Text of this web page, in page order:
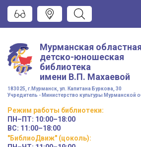
Мурманская областная
детско-юношеская
библиотека
имени В.П. Махаевой
183025, г.Мурманск, ул. Капитана Буркова, 30
Учредитель - Министерство культуры Мурманской
Режим работы библиотеки:
ПН–ПТ: 10:00–18:00
ВС: 11:00–18:00
"БиблиоДвиж" (цоколь):